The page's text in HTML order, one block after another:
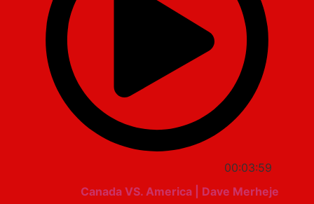
00:03:59
Canada VS. America | Dave Merheje